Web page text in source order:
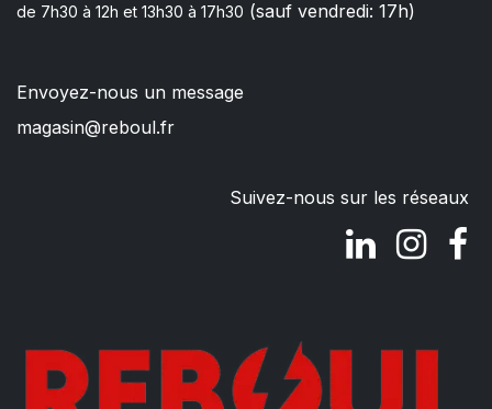
de 7h30 à 12h et 13h30 à 17h30 (sauf vendredi: 17h)
Envoyez-nous un message
magasin@reboul.fr
Suivez-nous sur les réseaux